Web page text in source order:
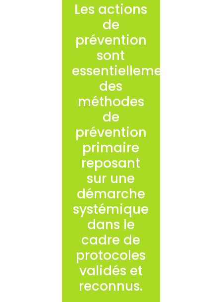
Les actions
de
prévention
sont
essentiellement
des
méthodes
de
prévention
primaire
reposant
sur une
démarche
systémique
dans le
cadre de
protocoles
validés et
reconnus.